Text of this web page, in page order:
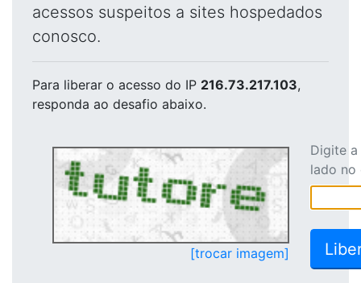
acessos suspeitos a sites hospedados
conosco.
Para liberar o acesso do IP 216.73.217.103,
responda ao desafio abaixo.
[trocar imagem]
Digite
lado no